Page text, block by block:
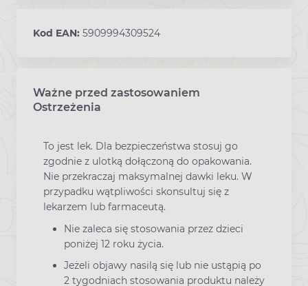
Kod EAN: 5909994309524
Ważne przed zastosowaniem
Ostrzeżenia
To jest lek. Dla bezpieczeństwa stosuj go
zgodnie z ulotką dołączoną do opakowania.
Nie przekraczaj maksymalnej dawki leku. W
przypadku wątpliwości skonsultuj się z
lekarzem lub farmaceutą.
Nie zaleca się stosowania przez dzieci
poniżej 12 roku życia.
Jeżeli objawy nasilą się lub nie ustąpią po
2 tygodniach stosowania produktu należy